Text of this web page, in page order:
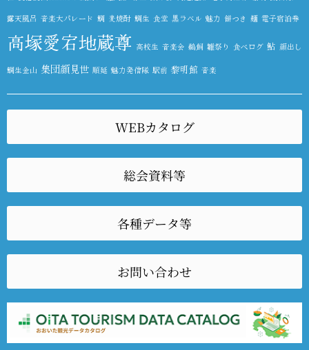
露天風呂 音楽大パレード 鯛 麦焼酎 鯛生 食堂 黒ラベル 魅力 餅つき 麺 電子宿泊券
高塚愛宕地蔵尊 高校生 音楽会 鵜飼 雛祭り 食べログ 鮎 顔出し
鯛生金山 集団顔見世 順延 魅力発信隊 駅前 黎明館 音楽
WEBカタログ
総会資料等
各種データ等
お問い合わせ